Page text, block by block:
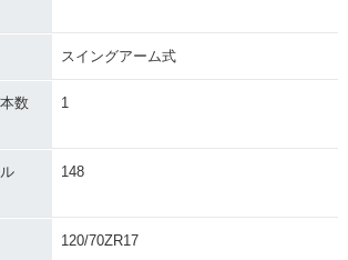
スイングアーム式
数
1
148
120/70ZR17